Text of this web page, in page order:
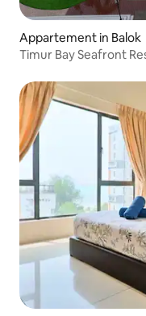
Appartement in Balok
Timur Bay Seafront